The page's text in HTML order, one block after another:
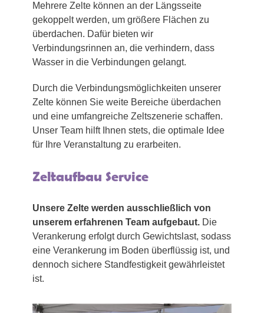
Mehrere Zelte können an der Längsseite
gekoppelt werden, um größere Flächen zu
überdachen. Dafür bieten wir
Verbindungsrinnen an, die verhindern, dass
Wasser in die Verbindungen gelangt.
Durch die Verbindungsmöglichkeiten unserer
Zelte können Sie weite Bereiche überdachen
und eine umfangreiche Zeltszenerie schaffen.
Unser Team hilft Ihnen stets, die optimale Idee
für Ihre Veranstaltung zu erarbeiten.
Zeltaufbau Service
Unsere Zelte werden ausschließlich von
unserem erfahrenen Team aufgebaut. Die
Verankerung erfolgt durch Gewichtslast, sodass
eine Verankerung im Boden überflüssig ist, und
dennoch sichere Standfestigkeit gewährleistet
ist.